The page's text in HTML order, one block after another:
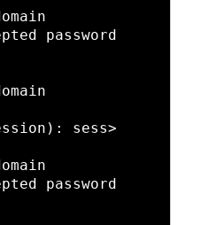
password
sess>
password